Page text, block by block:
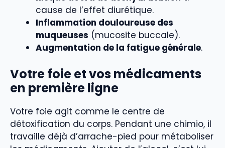
cause de l’effet diurétique.
Inflammation douloureuse des
muqueuses (mucosite buccale).
Augmentation de la fatigue générale.
Votre foie et vos médicaments
en première ligne
Votre foie agit comme le centre de
détoxification du corps. Pendant une chimio, il
travaille déjà d’arrache-pied pour métaboliser